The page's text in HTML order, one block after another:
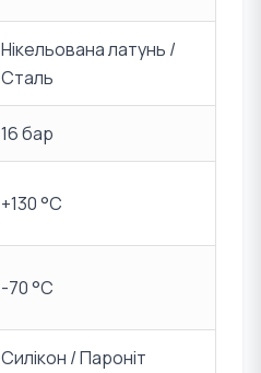
Нікельована латунь /
Сталь
16 бар
+130 °C
-70 °C
Силікон / Пароніт